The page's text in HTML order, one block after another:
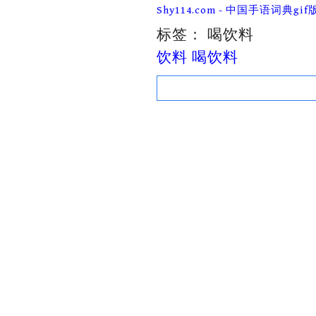
Skip
content
Shy114.com - 中国手语词典gif
标签： 喝饮料
饮料 喝饮料
Search